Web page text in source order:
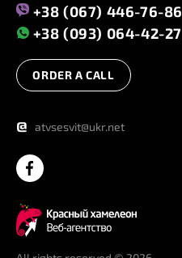
+38 (067) 446-76-86
+38 (093) 064-42-27
ORDER A CALL
@ atvsesvit@ukr.net